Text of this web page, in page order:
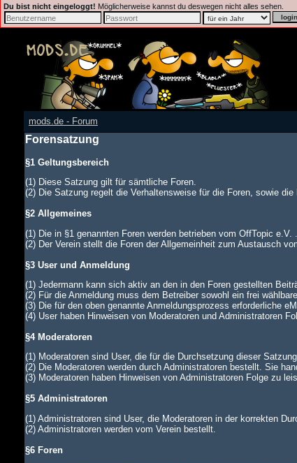
Du bist nicht eingeloggt! Möglicherweise kannst du deswegen nicht alles sehen.
mods.de - Forum
Forensatzung
§1 Geltungsbereich
(1) Diese Satzung gilt für sämtliche Foren.
(2) Die Satzung regelt die Verhaltensweise für die Foren, sowie
§2 Allgemeines
(1) Die in §1 genannten Foren werden betrieben vom OffTopic e.V. .
(2) Der Verein stellt die Foren der Allgemeinheit zum Austausch
§3 User und Anmeldung
(1) Jedermann kann sich aktiv an den in den Foren gestellten
(2) Für die Anmeldung muss dem Betreiber sowohl ein frei
(3) Die für den oben genannte Anmeldungsprozess erforderliche
(4) User haben Hinweisen von Moderatoren und Administratoren
§4 Moderatoren
(1) Moderatoren sind User, die für die Durchsetzung dieser
(2) Die Moderatoren werden durch Administratoren bestellt. Sie
(3) Moderatoren haben Hinweisen von Administratoren Folge zu
§5 Administratoren
(1) Administratoren sind User, die Moderatoren in der korrekten
(2) Administratoren werden vom Verein bestellt.
§6 Foren